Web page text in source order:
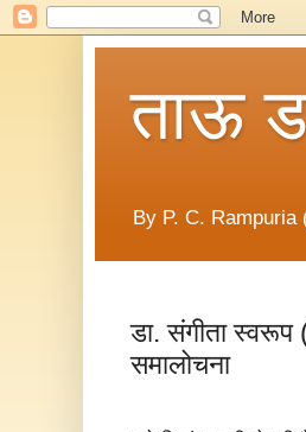
ताऊ
By P. C. Rampuria
डा. संगीता स्वरूप
समालोचना